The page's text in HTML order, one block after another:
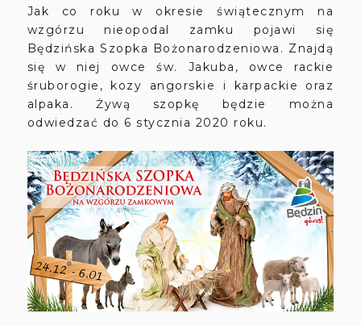
Jak co roku w okresie świątecznym na
wzgórzu nieopodal zamku pojawi się
Będzińska Szopka Bożonarodzeniowa. Znajdą
się w niej owce św. Jakuba, owce rackie
śruborogie, kozy angorskie i karpackie oraz
alpaka. Żywą szopkę będzie można
odwiedzać do 6 stycznia 2020 roku.